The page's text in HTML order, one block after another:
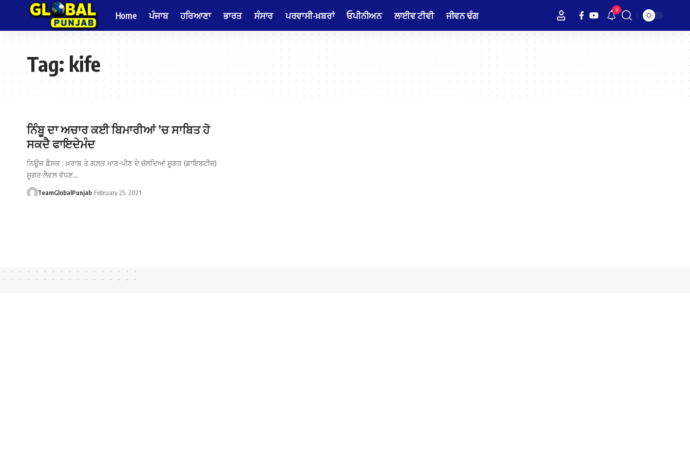
Home ਪੰਜਾਬ ਹਰਿਆਣਾ ਭਾਰਤ ਸੰਸਾਰ ਪਰਵਾਸੀ-ਖ਼ਬਰਾਂ ਓਪੀਨੀਅਨ ਲਾਈਵ ਟੀਵੀ ਜੀਵਨ ਢੰਗ 9
Tag:kife
ਨਿੰਬੂ ਦਾ ਅਚਾਰ ਕਈ ਬਿਮਾਰੀਆਂ ’ਚ ਸਾਬਿਤ ਹੋ
ਸਕਦੈ ਫਾਇਦੇਮੰਦ
ਨਿਊਜ਼ ਡੈਸਕ : ਖ਼ਰਾਬ ਤੇ ਗਲ਼ਤ ਖਾਣ-ਪੀਣ ਦੇ ਚੱਲਦਿਆਂ ਸ਼ੂਗਰ (ਡਾਇਬਟੀਜ਼)
ਸ਼ੂਗਰ ਲੈਵਲ ਵੱਧਣ…
TeamGlobalPunjab February 25, 2021